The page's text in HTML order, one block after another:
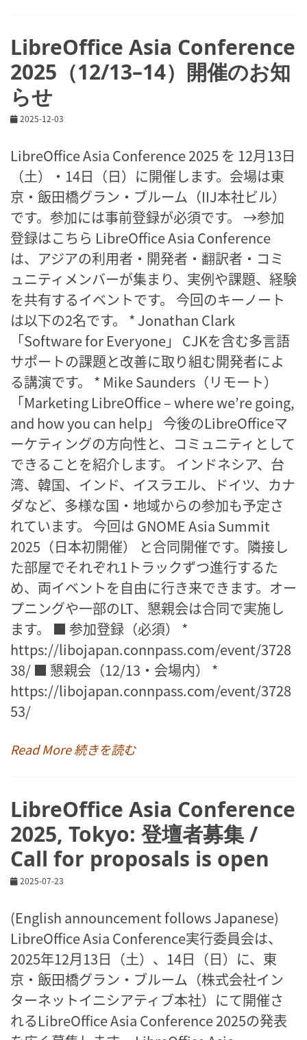
LibreOffice Asia Conference
2025（12/13–14）開催のお知
らせ
2025-12-03
LibreOffice Asia Conference 2025 を 12月13日
（土）・14日（日）に開催します。会場は東
京・飯田橋グラン・ブルーム（IIJ本社ビル）
です。参加には事前登録が必須です。 →参加
登録はこちら LibreOffice Asia Conference
は、アジアの利用者・開発者・翻訳者・コミ
ュニティメンバーが集まり、実例や課題、経験
を共有するイベントです。 今回のキーノート
は以下の2名です。 * Jonathan Clark
「Software for Everyone」 CJKを含む多言語
サポートの課題と改善に取り組む開発者によ
る講演です。 * Mike Saunders（リモート）
「Marketing LibreOffice – where we’re going,
and how you can help」 今後のLibreOfficeマ
ーケティングの方向性と、コミュニティとして
できることを紹介します。 インドネシア、台
湾、韓国、インド、イスラエル、ドイツ、カナ
ダなど、多様な国・地域からの参加も予定さ
れています。 今回は GNOME Asia Summit
2025（日本初開催） と合同開催です。隣接し
た部屋でそれぞれ1トラックずつ進行するた
め、両イベントを自由に行き来できます。オー
プニングや一部のLT、懇親会は合同で実施し
ます。 ■ 参加登録（必須） *
https://libojapan.connpass.com/event/3728
38/ ■ 懇親会（12/13・会場内） *
https://libojapan.connpass.com/event/3728
53/
Read More 続きを読む
LibreOffice Asia Conference
2025, Tokyo: 登壇者募集 /
Call for proposals is open
2025-07-23
(English announcement follows Japanese)
LibreOffice Asia Conference実行委員会は、
2025年12月13日（土）、14日（日）に、東
京・飯田橋グラン・ブルーム（株式会社イン
ターネットイニシアティブ本社）にて開催さ
れるLibreOffice Asia Conference 2025の発表